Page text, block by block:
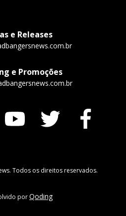
e Releases
e Promoções
Todos os direitos reservados.
porQoding